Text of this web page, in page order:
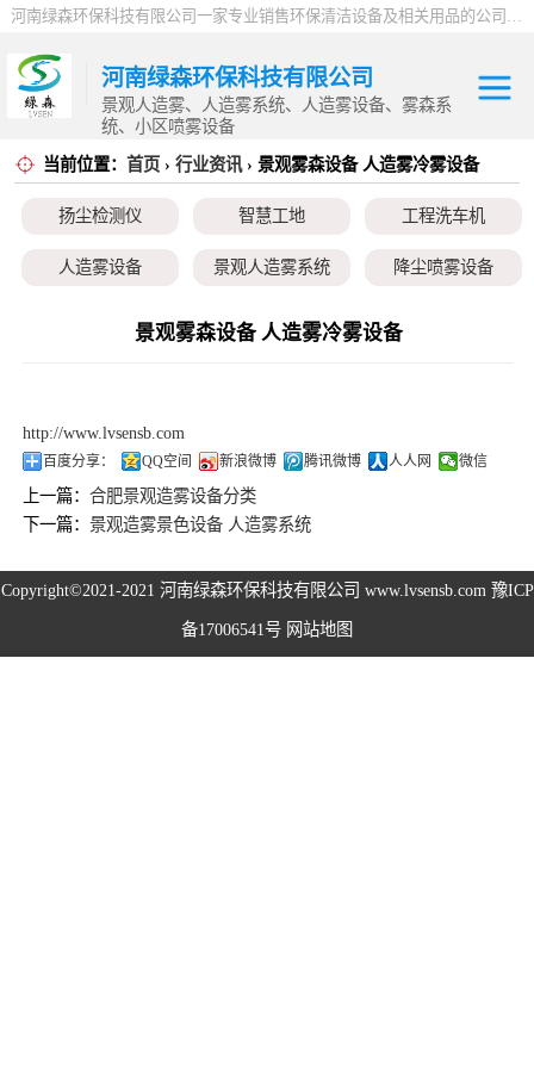
河南绿森环保科技有限公司一家专业销售环保清洁设备及相关用品的公司，产品包括：音乐喷泉、雾森系统、人造雾设备、景观人造雾、人造雾系统、小区喷雾设备、高压喷雾降尘设备、料仓喷雾除尘系统、喷雾降温加湿设备、郑州喷雾消毒设备，等八大系列上百个品种。
河南绿森环保科技有限公司
景观人造雾、人造雾系统、人造雾设备、雾森系
统、小区喷雾设备
当前位置： 首页 › 行业资讯› 景观雾森设备 人造雾冷雾设备
扬尘检测仪 智慧工地 工程洗车机
人造雾设备 景观人造雾系统 降尘喷雾设备
小区喷雾设备 高空除尘雾桩
景观雾森设备 人造雾冷雾设备
http://www.lvsensb.com
百度分享： QQ空间 新浪微博 腾讯微博 人人网 微信
上一篇：合肥景观造雾设备分类
下一篇：景观造雾景色设备 人造雾系统
Copyright©2021-2021 河南绿森环保科技有限公司 www.lvsensb.com 豫ICP
备17006541号 网站地图
扬尘检测仪
智慧工地
降尘喷雾设备
小区喷雾设备
高空除尘雾桩